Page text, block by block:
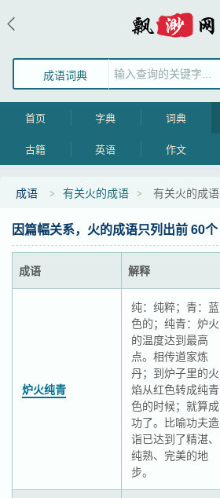
成语词典
首页 字典 词典
古籍 英语 作文
成语 有关火的成语 有关火的成语
因篇幅关系，火的成语只列出前 60个
成语 解释
炉火纯青
纯：纯粹；青：蓝
色的；纯青：炉火
的温度达到最高
点。相传道家炼
丹；到炉子里的火
焰从红色转成纯青
色的时候；就算成
功了。比喻功夫造
诣已达到了精湛、
纯熟、完美的地
步。